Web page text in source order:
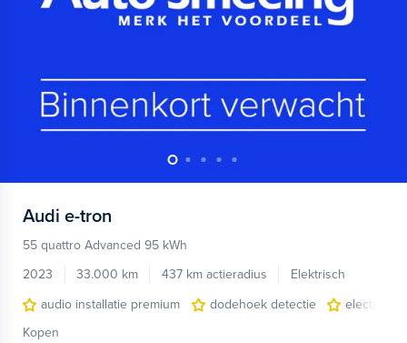
Audi e-tron
55 quattro Advanced 95 kWh
2023
33.000 km 437 km actieradius
Elektrisch
audio installatie premium
dodehoek detectie
electronic
Kopen